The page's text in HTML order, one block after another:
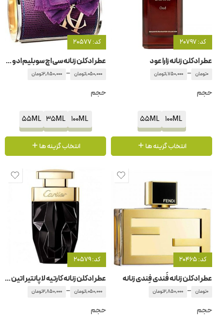
کد: 20797
عطر ادکلن زنانه زارا عود
0تومان –
1,750,000تومان
حجم
100ML
55ML
انتخاب گزینه ها
کد: 20577
عطر ادکلن زنانه سی اچ سوبلیم ادو پرفیوم کارولینا هررا
1,050,000تومان –
2,850,000تومان
حجم
100ML
35ML
55ML
انتخاب گزینه ها
کد: 20465
عطر ادکلن زنانه فَندی فِندی زنانه
0تومان –
2,850,000تومان
حجم
کد: 20579
عطر ادکلن زنانه کارتیه لا پانتیر اتین سلانت
1,050,000تومان –
2,850,000تومان
حجم